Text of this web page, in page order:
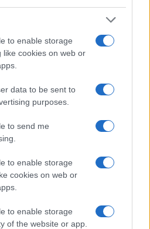
to enable storage
like cookies on web or
data to be sent to
purposes.
to send me
to enable storage
cookies on web or
to enable storage
of the website or app.